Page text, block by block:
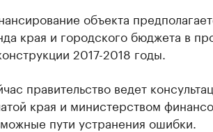
объекта
края и городского бюджета в
2017-2018 годы.
правительство ведет
края и министерством
пути устранения ошибки.